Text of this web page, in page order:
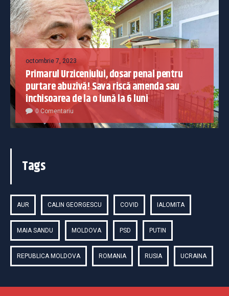
octombrie 7, 2023
Primarul Urziceniului, dosar penal pentru
purtare abuzivă! Sava riscă amenda sau
închisoarea de la o lună la 6 luni
0 Comentariu
Tags
AUR CALIN GEORGESCU COVID IALOMITA
MAIA SANDU MOLDOVA PSD PUTIN
REPUBLICA MOLDOVA ROMANIA RUSIA UCRAINA